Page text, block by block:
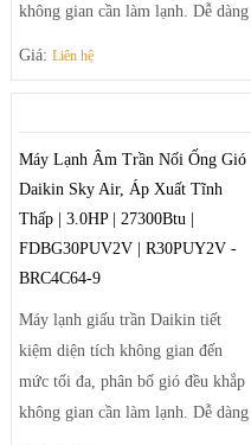
không gian cần làm lạnh. Dễ dàng
giúp điều tiết luồng gió ra khỏi
máy theo luồng tối ưu và trải rộng
để khí mát có thể đến tận những
góc phòng xa nhất.
Giá:Liên hệ
Máy Lạnh Âm Trần Nối Ống Gió
Daikin Sky Air, Áp Xuất Tĩnh
Thấp | 3.0HP | 27300Btu |
FDBG30PUV2V | R30PUY2V -
BRC4C64-9
Máy lạnh giấu trần Daikin tiết
kiệm diện tích không gian đến
mức tối đa, phân bố gió đều khắp
không gian cần làm lạnh. Dễ dàng